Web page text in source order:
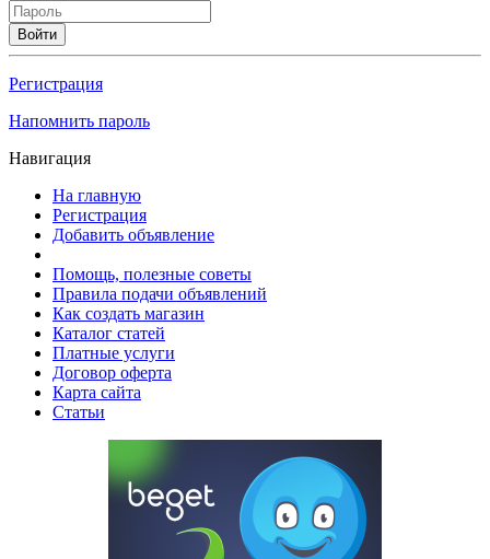
Войти
Регистрация
Напомнить пароль
Навигация
На главную
Регистрация
Добавить объявление
Помощь, полезные советы
Правила подачи объявлений
Как создать магазин
Каталог статей
Платные услуги
Договор оферта
Карта сайта
Статьи